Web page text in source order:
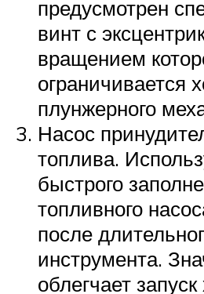
предусмотрен
винт с
вращением
ограничивается
плунжерного
Насос
топлива.
быстрого
топливного
после
инструмента.
облегчает